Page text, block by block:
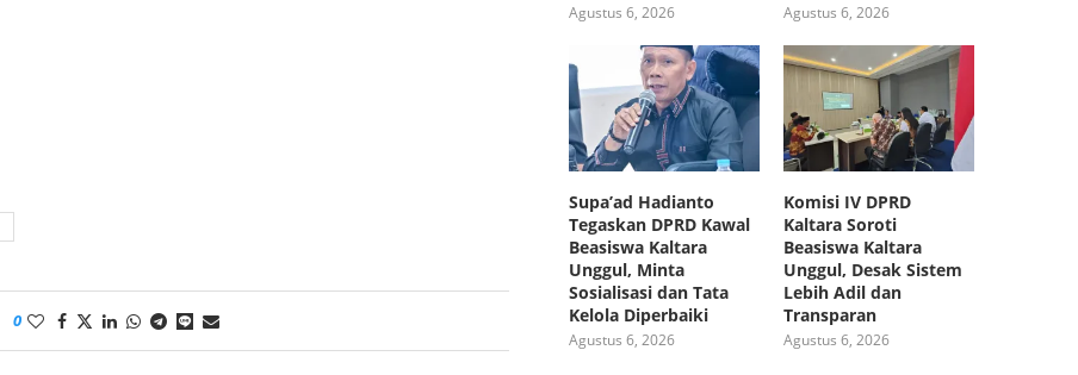
0
Agustus 6, 2026 Agustus 6, 2026
Supa’ad Hadianto
Tegaskan DPRD Kawal
Beasiswa Kaltara
Unggul, Minta
Sosialisasi dan Tata
Kelola Diperbaiki
Agustus 6, 2026
Komisi IV DPRD
Kaltara Soroti
Beasiswa Kaltara
Unggul, Desak Sistem
Lebih Adil dan
Transparan
Agustus 6, 2026